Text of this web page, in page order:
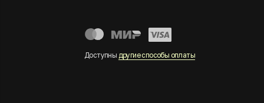
Доступны другие способы оплаты